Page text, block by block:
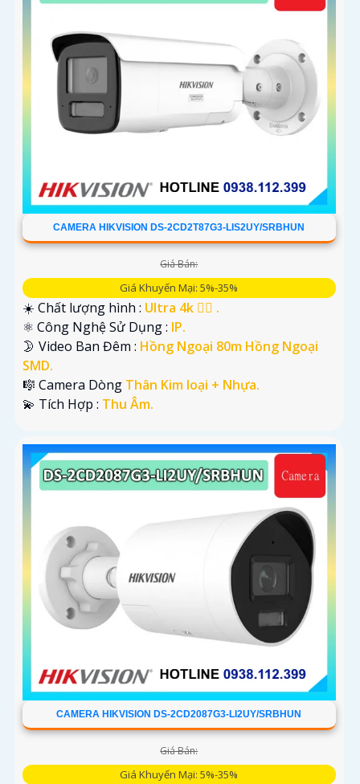
CAMERA HIKVISION DS-2CD2T87G3-LIS2UY/SRBHUN
Giá Bán:
Giá Khuyến Mại: 5%-35%
☀️ Chất lượng hình : Ultra 4k 👍🏾 .
⚛️ Công Nghệ Sử Dụng : IP.
🌛 Video Ban Đêm : Hồng Ngoại 80m Hồng Ngoại
SMD.
🎼️ Camera Dòng Thân Kim loại + Nhựa.
️💫 Tích Hợp : Thu Âm.
CAMERA HIKVISION DS-2CD2087G3-LI2UY/SRBHUN
Giá Bán:
Giá Khuyến Mại: 5%-35%